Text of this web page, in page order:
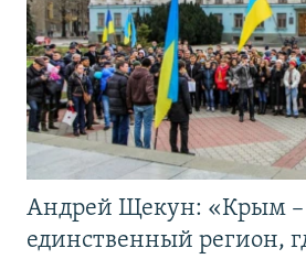
Андрей Щекун: «Крым –
единственный регион,